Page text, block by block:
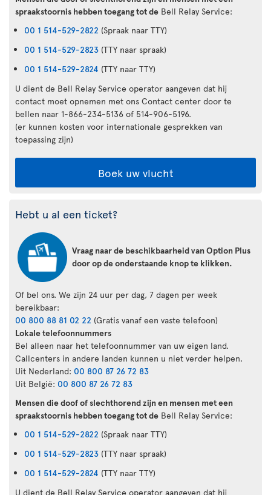
spraakstoornis hebben toegang tot de Bell Relay Service:
00 1 514-529-2822 (Spraak naar TTY)
00 1 514-529-2823 (TTY naar spraak)
00 1 514-529-2824 (TTY naar TTY)
U dient de Bell Relay Service operator aangeven dat hij
contact moet opnemen met ons Contact center door te
bellen naar 1-866-234-5136 of 514-906-5196.
(er kunnen kosten voor internationale gesprekken van
toepassing zijn)
Boek uw vlucht
Hebt u al een ticket?
Vraag naar de beschikbaarheid van Option Plus
door op de onderstaande knop te klikken.
Of bel ons. We zijn 24 uur per dag, 7 dagen per week
bereikbaar:
00 800 88 81 02 22 (Gratis vanaf een vaste telefoon)
Lokale telefoonnummers
Bel alleen naar het telefoonnummer van uw eigen land.
Callcenters in andere landen kunnen u niet verder helpen.
Uit Nederland: 00 800 87 26 72 83
Uit België: 00 800 87 26 72 83
Mensen die doof of slechthorend zijn en mensen met een
spraakstoornis hebben toegang tot de Bell Relay Service:
00 1 514-529-2822 (Spraak naar TTY)
00 1 514-529-2823 (TTY naar spraak)
00 1 514-529-2824 (TTY naar TTY)
U dient de Bell Relay Service operator aangeven dat hij